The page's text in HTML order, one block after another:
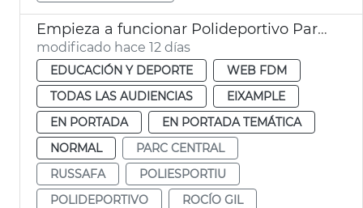
Empieza a funcionar Polideportivo Parc Central València
modificado hace 12 días
EDUCACIÓN Y DEPORTE
WEB FDM
TODAS LAS AUDIENCIAS
EIXAMPLE
EN PORTADA
EN PORTADA TEMÁTICA
NORMAL
PARC CENTRAL
RUSSAFA
POLIESPORTIU
POLIDEPORTIVO
ROCÍO GIL